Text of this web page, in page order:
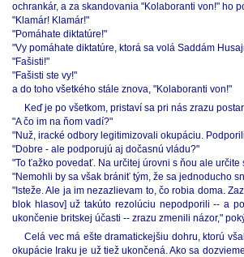
ochrankár, a za skandovania "Kolaboranti von!" ho
"Klamár! Klamár!"
"Pomáhate diktatúre!"
"Vy pomáhate diktatúre, ktorá sa volá Saddám
"Fašisti!"
"Fašisti ste vy!"
a do toho všetkého stále znova, "Kolaboranti von!"
Keď je po všetkom, pristaví sa pri nás zrazu
"A čo im na ňom vadí?"
"Nuž, iracké odbory legitimizovali okupáciu.
"Dobre - ale podporujú aj dočasnú vládu?"
"To ťažko povedať. Na určitej úrovni s ňou ale určite
"Nemohli by sa však brániť tým, že sa jednoducho
"Isteže. Ale ja im nezazlievam to, čo robia doma.
blok hlasov] už takúto rezolúciu nepodporili -- a
ukončenie britskej účasti -- zrazu zmenili názor,"
Celá vec má ešte dramatickejšiu dohru, ktorú
okupácie Iraku je už tiež ukončená. Ako sa